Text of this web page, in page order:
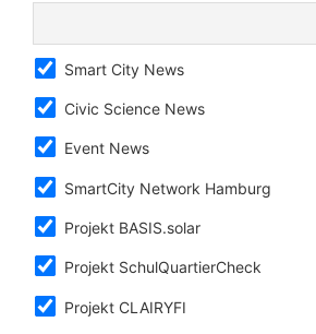
Smart City News
Civic Science News
Event News
SmartCity Network Hamburg
Projekt BASIS.solar
Projekt SchulQuartierCheck
Projekt CLAIRYFI